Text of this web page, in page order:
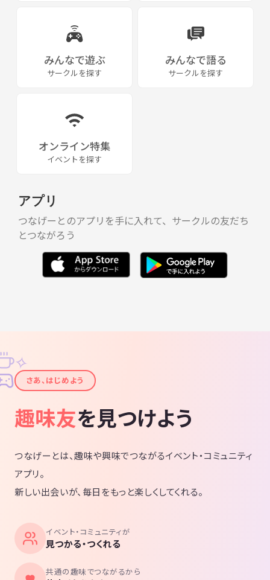
などなど👀やりたい事がいっぱいあるので
（どんどん増えてく、、、🤣w）
ぜひ仲良くしてくださいね🍀
みんなで遊ぶ
サークルを探す
みんなで語る
サークルを探す
オンライン特集
イベントを探す
アプリ
つなげーとのアプリを手に入れて、サークルの友だち
とつながろう
✦
✧
さあ、はじめよう
趣味友を見つけよう
つなげーとは、趣味や興味でつながるイベント・コミュニティ
アプリ。
新しい出会いが、毎日をもっと楽しくしてくれる。
イベント・コミュニティが
見つかる・つくれる
共通の趣味でつながるから